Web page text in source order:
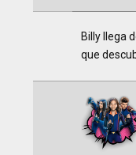
Billy llega
que